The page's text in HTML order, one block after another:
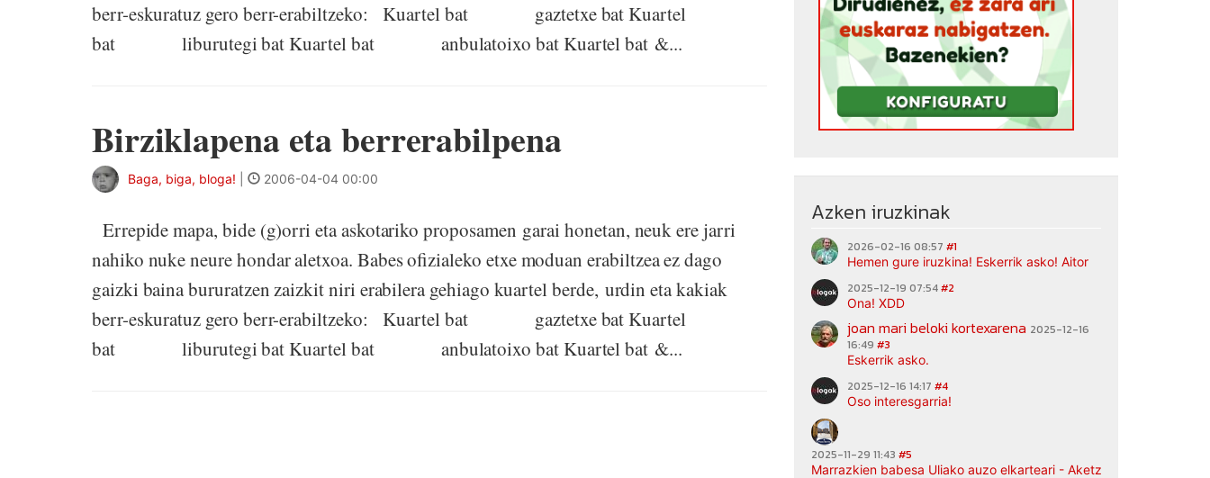
berr-eskuratuz gero berr-erabiltzeko: Kuartel bat gaztetxe bat Kuartel
bat liburutegi bat Kuartel bat anbulatoixo bat Kuartel bat &...
Birziklapena eta berrerabilpena
Baga, biga, bloga! 2006-04-04 00:00
Errepide mapa, bide (g)orri eta askotariko proposamen garai honetan, neuk ere jarri
nahiko nuke neure hondar aletxoa. Babes ofizialeko etxe moduan erabiltzea ez dago
gaizki baina bururatzen zaizkit niri erabilera gehiago kuartel berde, urdin eta kakiak
berr-eskuratuz gero berr-erabiltzeko: Kuartel bat gaztetxe bat Kuartel
bat liburutegi bat Kuartel bat anbulatoixo bat Kuartel bat &...
Azken iruzkinak
2026-02-16 08:57 #1
Hemen gure iruzkina! Eskerrik asko! Aitor
2025-12-19 07:54#2
Ona! XDD
joan mari beloki kortexarena 2025-12-16
16:49 #3
Eskerrik asko.
2025-12-16 14:17 #4
Oso interesgarria!
2025-11-29 11:43 #5
Marrazkien babesa Uliako auzo elkarteari - Aketz etxea (argazki